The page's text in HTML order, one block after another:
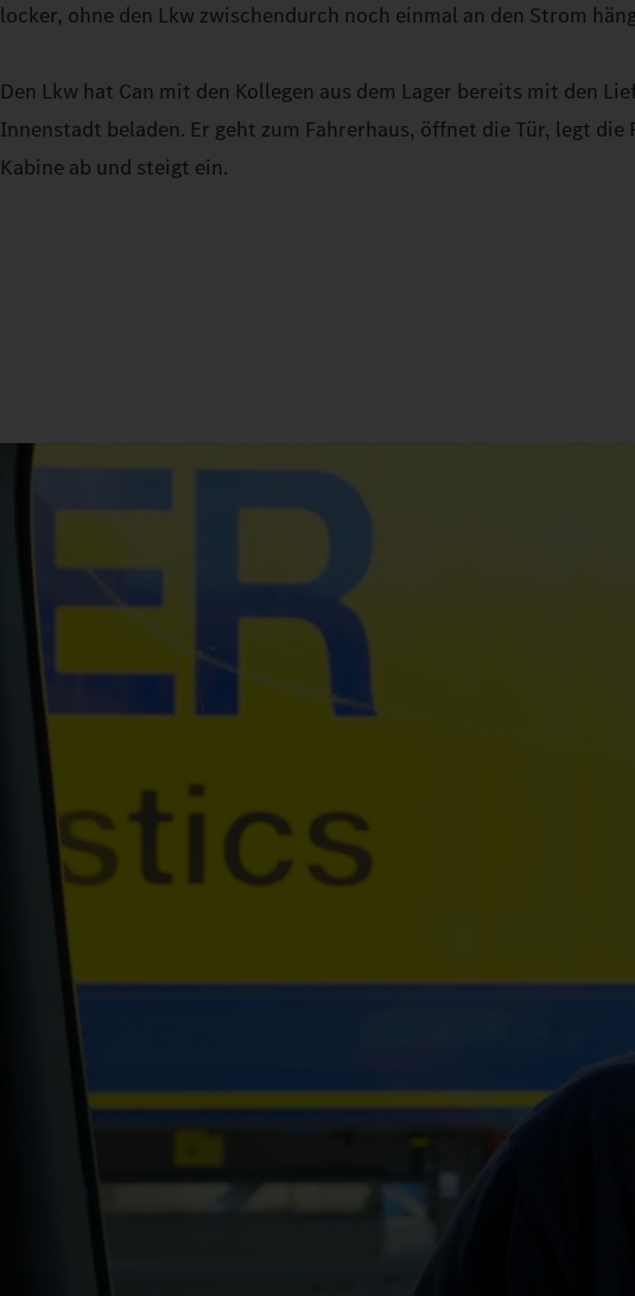
locker, ohne den Lkw zwischendurch noch einmal an den Strom
Den Lkw hat Can mit den Kollegen aus dem Lager bereits mit den
Innenstadt beladen. Er geht zum Fahrerhaus, öffnet die Tür, legt die
Kabine ab und steigt ein.